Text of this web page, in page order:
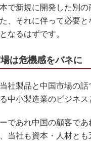
で新規に開発した別
、それに伴って必要
なるはずです。
は危機感をバネに
社製品と中国市場の
中小製造業のビジネ
であれ中国の顧客で
当社も資本・人材と